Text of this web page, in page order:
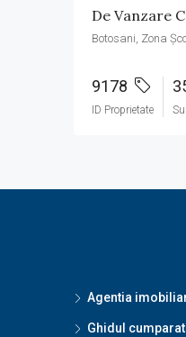
De Vanzare
Botosani, Zona
9178
ID Proprietate
Agentia
Ghidul